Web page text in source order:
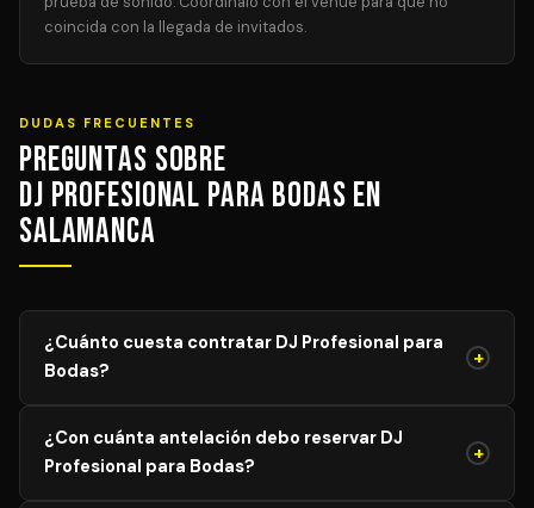
coincida con la llegada de invitados.
DUDAS FRECUENTES
Preguntas sobre
DJ Profesional para Bodas en
Salamanca
¿Cuánto cuesta contratar DJ Profesional para
Bodas?
+
aforo, duración y equipamiento necesario. Los precios
mostrados son orientativos; solicita tu presupuesto
¿Con cuánta antelación debo reservar DJ
Profesional para Bodas?
+